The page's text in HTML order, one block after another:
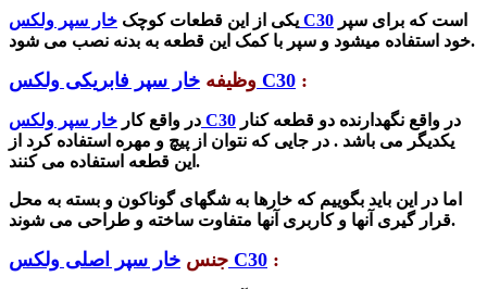
یکی از این قطعات کوچک خار سپر ولکس C30
خود استفاده میشود و سپر با کمک این قطعه به بدنه نصب می شود.
وظیفه خار سپر فابریکی ولکس C30 :
در واقع کار خار سپر ولکس C30
یکدیگر می باشد . در جایی که نتوان از پیچ و مهره استفاده کرد از
این قطعه استفاده می کنند.
اما در این باید بگوییم که خارها به شگهای گوناکون و بسته به محل
قرار گیری آنها و کاربری آنها متفاوت ساخته و طراحی می شوند.
جنس خار سپر اصلی ولکس C30 :